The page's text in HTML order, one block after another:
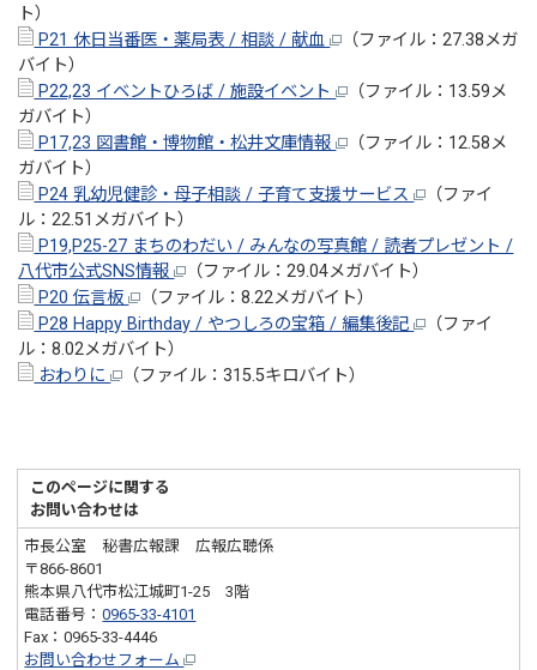
ト）
P21 休日当番医・薬局表 / 相談 / 献血
（ファイル：27.38メガ
バイト）
P22,23 イベントひろば / 施設イベント
（ファイル：13.59メ
ガバイト）
P17,23 図書館・博物館・松井文庫情報
（ファイル：12.58メ
ガバイト）
P24 乳幼児健診・母子相談 / 子育て支援サービス
（ファイ
ル：22.51メガバイト）
P19,P25-27 まちのわだい / みんなの写真館 / 読者プレゼント /
八代市公式SNS情報
（ファイル：29.04メガバイト）
P20 伝言板
（ファイル：8.22メガバイト）
P28 Happy Birthday / やつしろの宝箱 / 編集後記
（ファイ
ル：8.02メガバイト）
おわりに
（ファイル：315.5キロバイト）
このページに関する
お問い合わせは
市長公室 秘書広報課 広報広聴係
〒866-8601
熊本県八代市松江城町1-25 3階
電話番号：0965-33-4101
Fax：0965-33-4446
お問い合わせフォーム